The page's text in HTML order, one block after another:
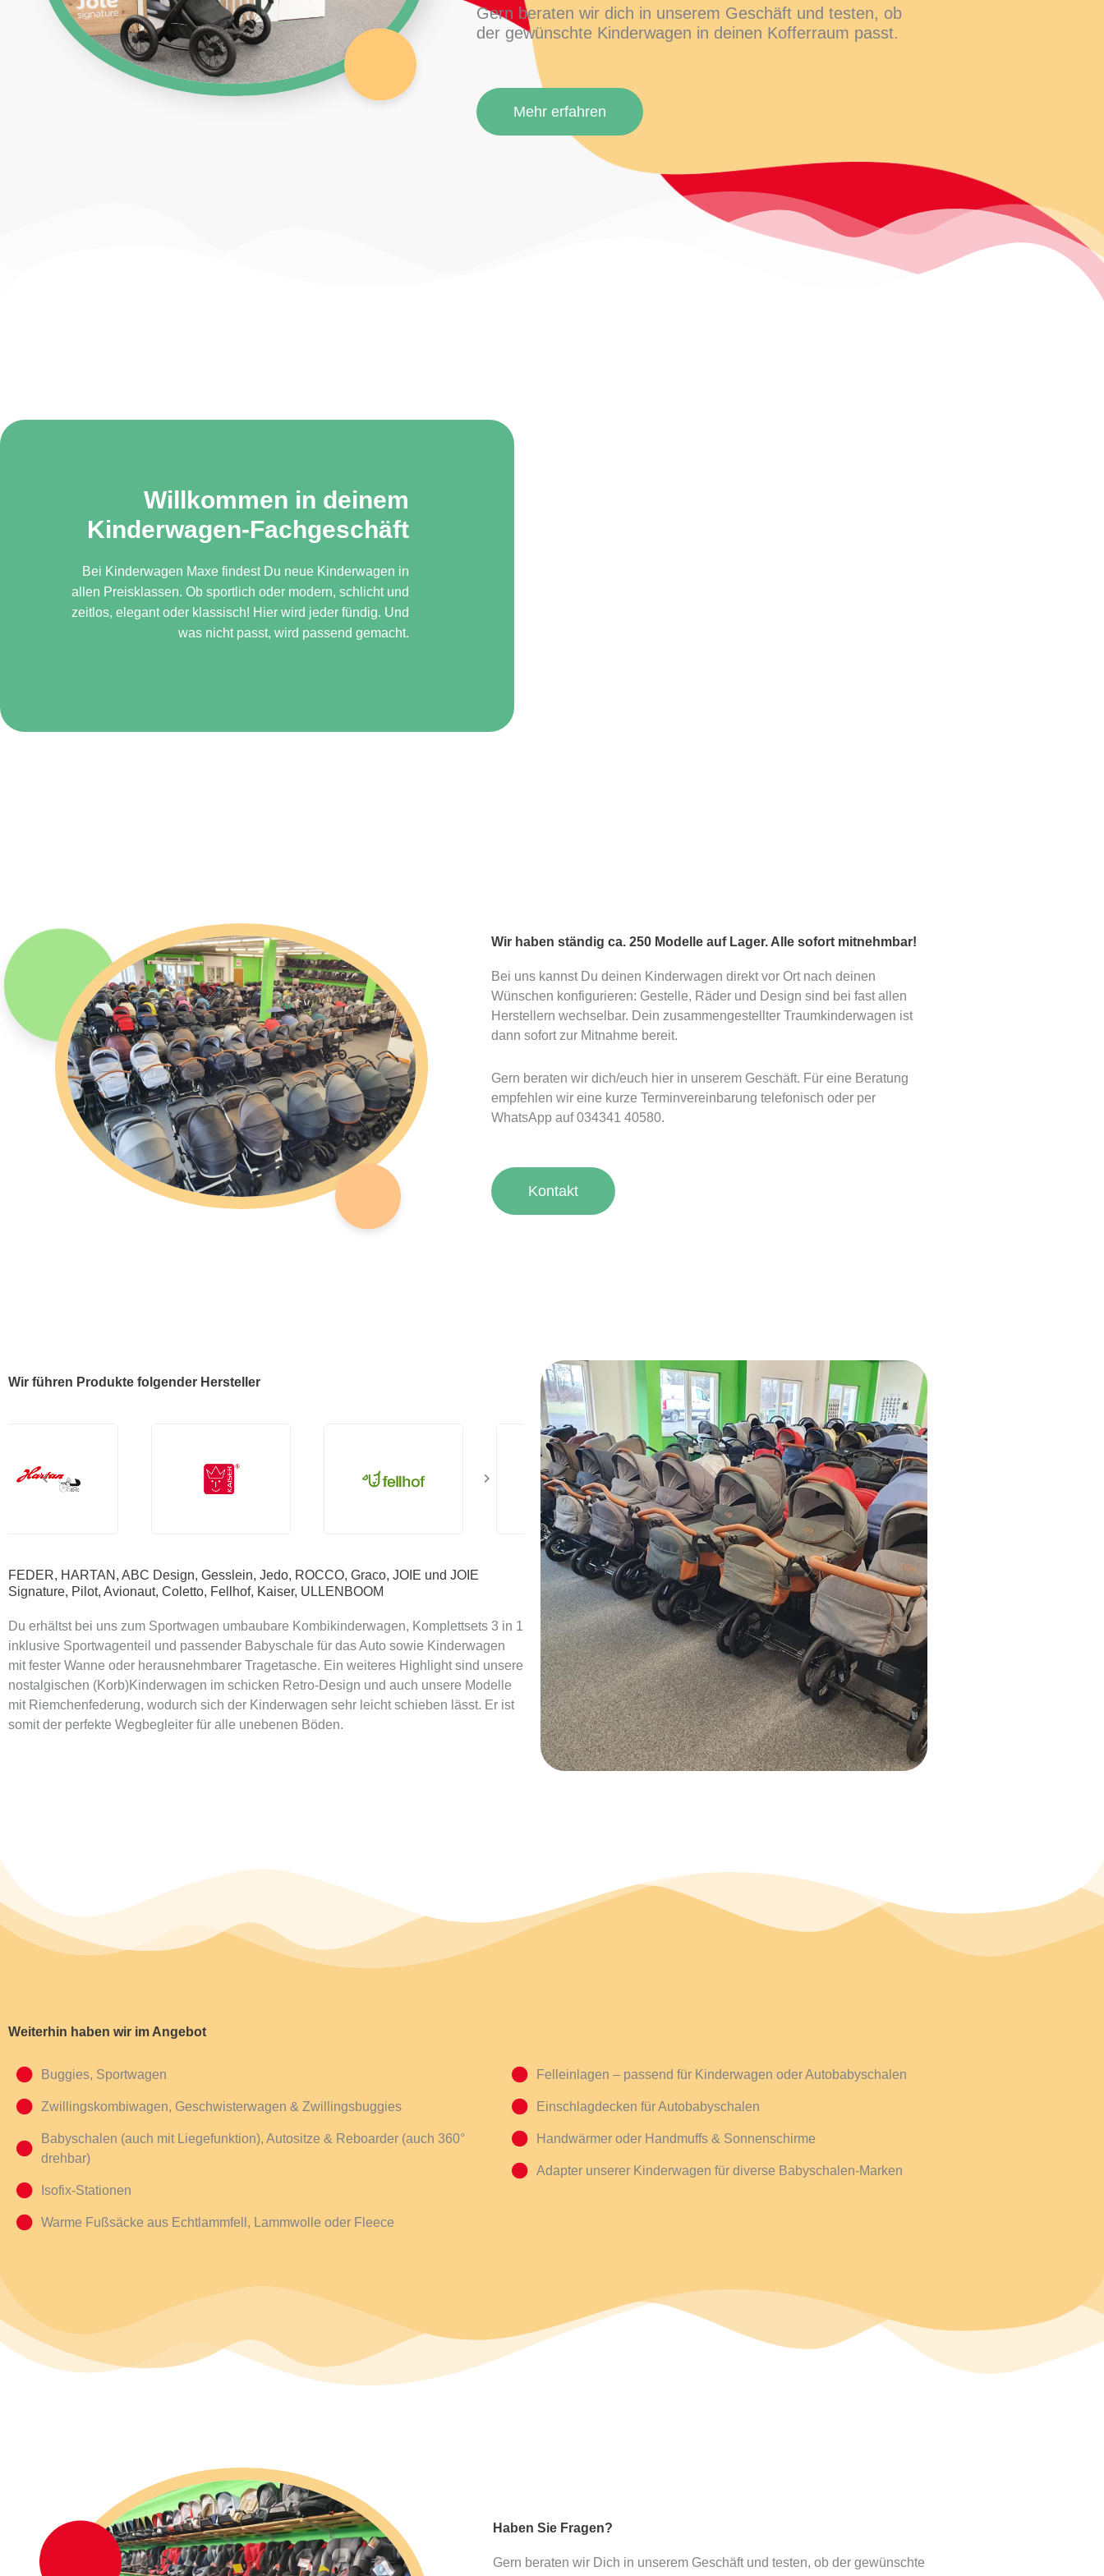
Gern beraten wir dich in unserem Geschäft und testen, ob
der gewünschte Kinderwagen in deinen Kofferraum passt.
Mehr erfahren
Willkommen in deinem
Kinderwagen-Fachgeschäft
Bei Kinderwagen Maxe findest Du neue Kinderwagen in
allen Preisklassen. Ob sportlich oder modern, schlicht und
zeitlos, elegant oder klassisch! Hier wird jeder fündig. Und
was nicht passt, wird passend gemacht.
Wir haben ständig ca. 250 Modelle auf Lager. Alle sofort mitnehmbar!
Bei uns kannst Du deinen Kinderwagen direkt vor Ort nach deinen
Wünschen konfigurieren: Gestelle, Räder und Design sind bei fast allen
Herstellern wechselbar. Dein zusammengestellter Traumkinderwagen ist
dann sofort zur Mitnahme bereit.
Gern beraten wir dich/euch hier in unserem Geschäft. Für eine Beratung
empfehlen wir eine kurze Terminvereinbarung telefonisch oder per
WhatsApp auf 034341 40580.
Kontakt
Wir führen Produkte folgender Hersteller
FEDER, HARTAN, ABC Design, Gesslein, Jedo, ROCCO, Graco, JOIE und JOIE
Signature, Pilot, Avionaut, Coletto, Fellhof, Kaiser, ULLENBOOM
Du erhältst bei uns zum Sportwagen umbaubare Kombikinderwagen, Komplettsets 3 in 1
inklusive Sportwagenteil und passender Babyschale für das Auto sowie Kinderwagen
mit fester Wanne oder herausnehmbarer Tragetasche. Ein weiteres Highlight sind unsere
nostalgischen (Korb)Kinderwagen im schicken Retro-Design und auch unsere Modelle
mit Riemchenfederung, wodurch sich der Kinderwagen sehr leicht schieben lässt. Er ist
somit der perfekte Wegbegleiter für alle unebenen Böden.
Weiterhin haben wir im Angebot
Buggies, Sportwagen
Zwillingskombiwagen, Geschwisterwagen & Zwillingsbuggies
Babyschalen (auch mit Liegefunktion), Autositze & Reboarder (auch 360°
drehbar)
Isofix-Stationen
Warme Fußsäcke aus Echtlammfell, Lammwolle oder Fleece
Felleinlagen – passend für Kinderwagen oder Autobabyschalen
Einschlagdecken für Autobabyschalen
Handwärmer oder Handmuffs & Sonnenschirme
Adapter unserer Kinderwagen für diverse Babyschalen-Marken
Haben Sie Fragen?
Gern beraten wir Dich in unserem Geschäft und testen, ob der gewünschte